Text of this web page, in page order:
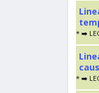
* ➡️
* ➡️